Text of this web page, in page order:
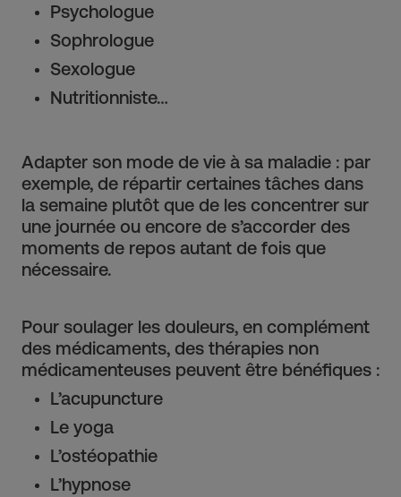
Psychologue
Sophrologue
Sexologue
Nutritionniste…
Adapter son mode de vie à sa maladie : par
exemple, de répartir certaines tâches dans
la semaine plutôt que de les concentrer sur
une journée ou encore de s’accorder des
moments de repos autant de fois que
nécessaire.
Pour soulager les douleurs, en complément
des médicaments, des thérapies non
médicamenteuses peuvent être bénéfiques :
L’acupuncture
Le yoga
L’ostéopathie
L’hypnose